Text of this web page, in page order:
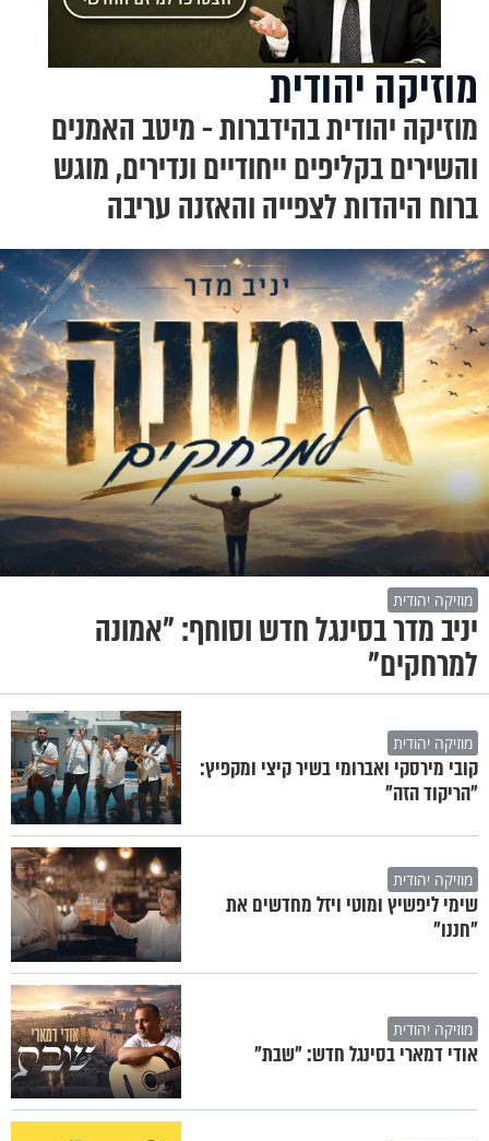
מוזיקה יהודית
מוזיקה יהודית בהידברות - מיטב האמנים
והשירים בקליפים ייחודיים ונדירים, מוגש
ברוח היהדות לצפייה והאזנה עריבה
מוזיקה יהודית
יניב מדר בסינגל חדש וסוחף: "אמונה
למרחקים"
מוזיקה יהודית
קובי מירסקי ואברומי בשיר קיצי ומקפיץ:
"הריקוד הזה"
מוזיקה יהודית
שימי ליפשיץ ומוטי ויזל מחדשים את
"חננו"
מוזיקה יהודית
אודי דמארי בסינגל חדש: "שבת"